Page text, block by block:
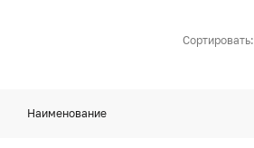
Сортировать:
Наименование